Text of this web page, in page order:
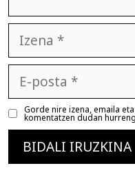
posta
Gorde nire izena, emaila
komentatzen dudan